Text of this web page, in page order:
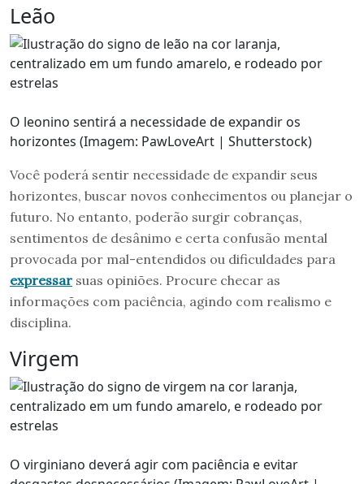
Leão
O leonino sentirá a necessidade de expandir os
horizontes (Imagem: PawLoveArt | Shutterstock)
Você poderá sentir necessidade de expandir seus
horizontes, buscar novos conhecimentos ou planejar o
futuro. No entanto, poderão surgir cobranças,
sentimentos de desânimo e certa confusão mental
provocada por mal-entendidos ou dificuldades para
expressar suas opiniões. Procure checar as
informações com paciência, agindo com realismo e
disciplina.
Virgem
O virginiano deverá agir com paciência e evitar